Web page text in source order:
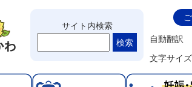
サイト内検索
検索
自動翻訳
文字サイズ